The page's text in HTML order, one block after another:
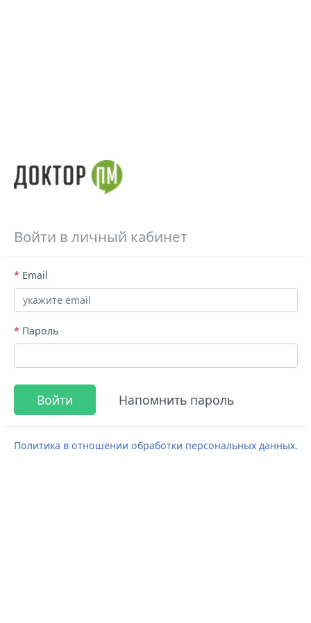
Войти в личный кабинет
* Email
* Пароль
Политика в отношении обработки персональных данных.